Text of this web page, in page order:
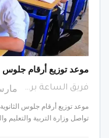
موعد توزيع أرقام جلوس الثانوية
فريق الساعة برس مارس 29,
تواصل وزارة التربية والتعليم